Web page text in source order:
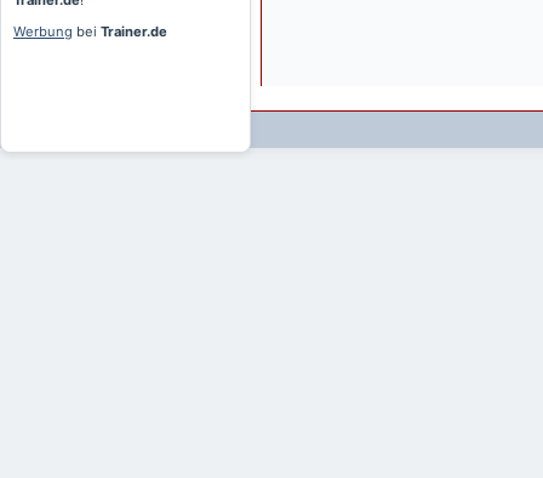
Werbung bei Trainer.de